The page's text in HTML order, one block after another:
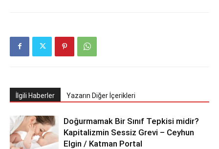
İlgili Haberler Yazarın Diğer İçerikleri
Doğurmamak Bir Sınıf Tepkisi midir?
Kapitalizmin Sessiz Grevi – Ceyhun
Elgin / Katman Portal